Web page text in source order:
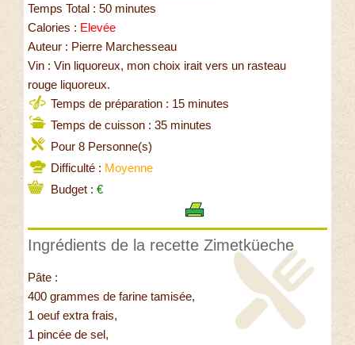
Temps Total : 50 minutes
Calories : Elevée
Auteur : Pierre Marchesseau
Vin : Vin liquoreux, mon choix irait vers un rasteau
rouge liquoreux.
Temps de préparation : 15 minutes
Temps de cuisson : 35 minutes
Pour 8 Personne(s)
Difficulté : Moyenne
Budget : €
Ingrédients de la recette Zimetküeche
Pâte :
400 grammes de farine tamisée,
1 oeuf extra frais,
1 pincée de sel,